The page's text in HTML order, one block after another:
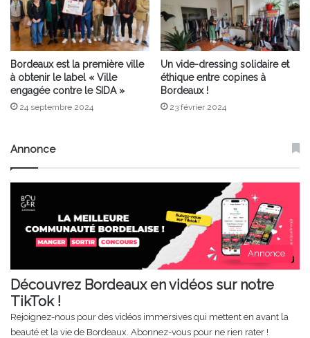
Bordeaux est la première ville
à obtenir le label « Ville
engagée contre le SIDA »
24 septembre 2024
Un vide-dressing solidaire et
éthique entre copines à
Bordeaux !
23 février 2024
Annonce
Annonce
Découvrez Bordeaux en vidéos sur notre
TikTok !
Rejoignez-nous pour des vidéos immersives qui mettent en avant la
beauté et la vie de Bordeaux. Abonnez-vous pour ne rien rater !